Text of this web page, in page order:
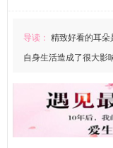
导读： 精致好看的耳
自身生活造成了很大影